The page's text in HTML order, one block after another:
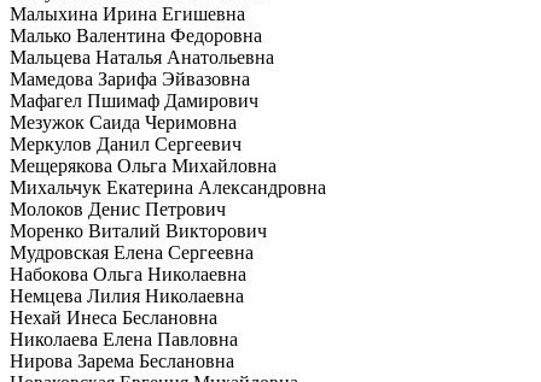
Малыхина Ирина Егишевна
Малько Валентина Федоровна
Мальцева Наталья Анатольевна
Мамедова Зарифа Эйвазовна
Мафагел Пшимаф Дамирович
Мезужок Саида Черимовна
Меркулов Данил Сергеевич
Мещерякова Ольга Михайловна
Михальчук Екатерина Александровна
Молоков Денис Петрович
Моренко Виталий Викторович
Мудровская Елена Сергеевна
Набокова Ольга Николаевна
Немцева Лилия Николаевна
Нехай Инеса Беслановна
Николаева Елена Павловна
Нирова Зарема Беслановна